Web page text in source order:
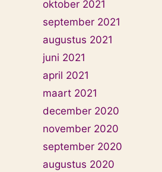
oktober 2021
september 2021
augustus 2021
juni 2021
april 2021
maart 2021
december 2020
november 2020
september 2020
augustus 2020